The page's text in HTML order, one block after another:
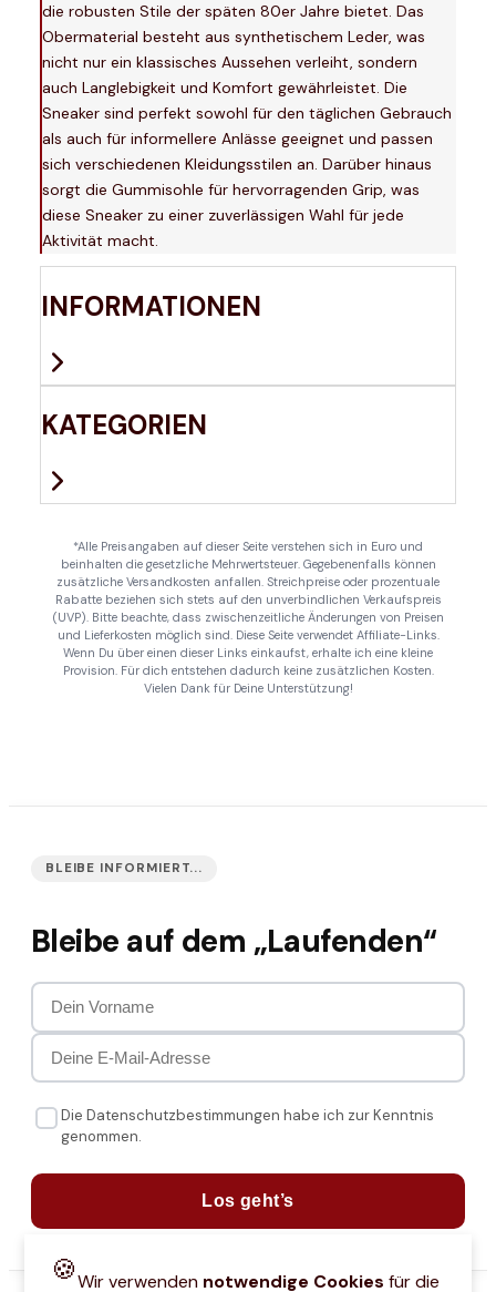
die robusten Stile der späten 80er Jahre bietet. Das
Obermaterial besteht aus synthetischem Leder, was
nicht nur ein klassisches Aussehen verleiht, sondern
auch Langlebigkeit und Komfort gewährleistet. Die
Sneaker sind perfekt sowohl für den täglichen Gebrauch
als auch für informellere Anlässe geeignet und passen
sich verschiedenen Kleidungsstilen an. Darüber hinaus
sorgt die Gummisohle für hervorragenden Grip, was
diese Sneaker zu einer zuverlässigen Wahl für jede
Aktivität macht.
INFORMATIONEN
KATEGORIEN
*Alle Preisangaben auf dieser Seite verstehen sich in Euro und
beinhalten die gesetzliche Mehrwertsteuer. Gegebenenfalls können
zusätzliche Versandkosten anfallen. Streichpreise oder prozentuale
Rabatte beziehen sich stets auf den unverbindlichen Verkaufspreis
(UVP). Bitte beachte, dass zwischenzeitliche Änderungen von Preisen
und Lieferkosten möglich sind. Diese Seite verwendet Affiliate-Links.
Wenn Du über einen dieser Links einkaufst, erhalte ich eine kleine
Provision. Für dich entstehen dadurch keine zusätzlichen Kosten.
Vielen Dank für Deine Unterstützung!
BLEIBE INFORMIERT...
Bleibe auf dem „Laufenden“
Die Datenschutzbestimmungen habe ich zur Kenntnis
genommen.
Los geht’s
🍪Wir verwenden notwendige Cookies für die